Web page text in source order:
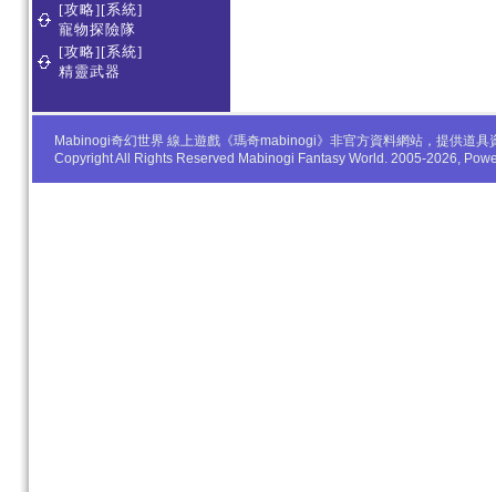
[攻略][系統]
寵物探險隊
[攻略][系統]
精靈武器
Mabinogi奇幻世界 線上遊戲《瑪奇mabinogi》非官方資料網站，提供道
Copyright All Rights Reserved Mabinogi Fantasy World. 2005-2026,